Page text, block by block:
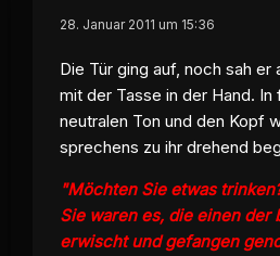
28. Januar 2011 um 15:36
Die Tür ging auf, noch sah er
mit der Tasse in der Hand. In
neutralen Ton und den Kopf
sprechens zu ihr drehend
"Möchten Sie etwas
Sie waren es, die einen
erwischt und gefangen